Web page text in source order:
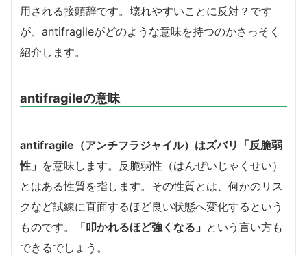
用される接頭辞です。壊れやすいことに反対？です
が、antifragileがどのような意味を持つのかさっそく
紹介します。
antifragileの意味
antifragile（アンチフラジャイル）はズバリ「反脆弱
性」 を意味します。反脆弱性（はんぜいじゃくせい）
とはある性質を指します。その性質とは、何かのリス
クなど試練に直面するほど良い状態へ変化するという
ものです。
「叩かれるほど強くなる」 という言い方も
できるでしょう。